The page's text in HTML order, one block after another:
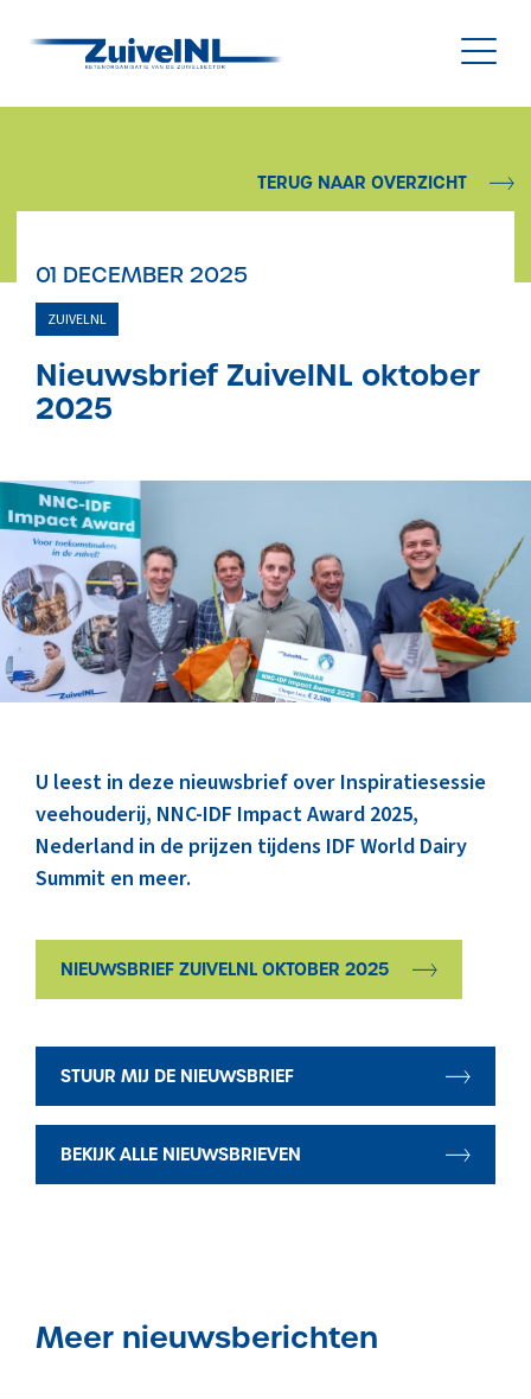
Duurzaamheid
Diergezondheid
Onderzoek & Innovatie
Gegevensbeheer & Verstrekking
Marktinformatie
Thema’s & Over ZuivelNL
TERUG NAAR OVERZICHT
01 DECEMBER 2025
ZUIVELNL
Nieuwsbrief ZuivelNL oktober
2025
U leest in deze nieuwsbrief over Inspiratiesessie
veehouderij, NNC-IDF Impact Award 2025,
Nederland in de prijzen tijdens IDF World Dairy
Summit en meer.
NIEUWSBRIEF ZUIVELNL OKTOBER 2025
STUUR MIJ DE NIEUWSBRIEF
BEKIJK ALLE NIEUWSBRIEVEN
Meer nieuwsberichten